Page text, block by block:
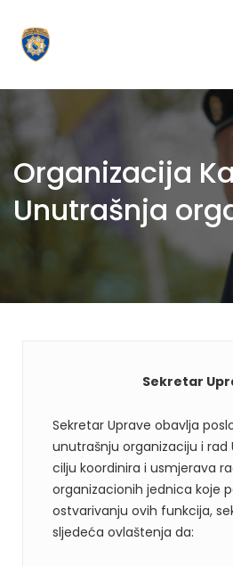
Organizacija
Unutrašnja
Sekretar
Sekretar Uprave obavlja
unutrašnju organizaciju i rad
cilju koordinira i usmjerava
organizacionih jednica koje
ostvarivanju ovih funkcija,
sljedeća ovlaštenja da: